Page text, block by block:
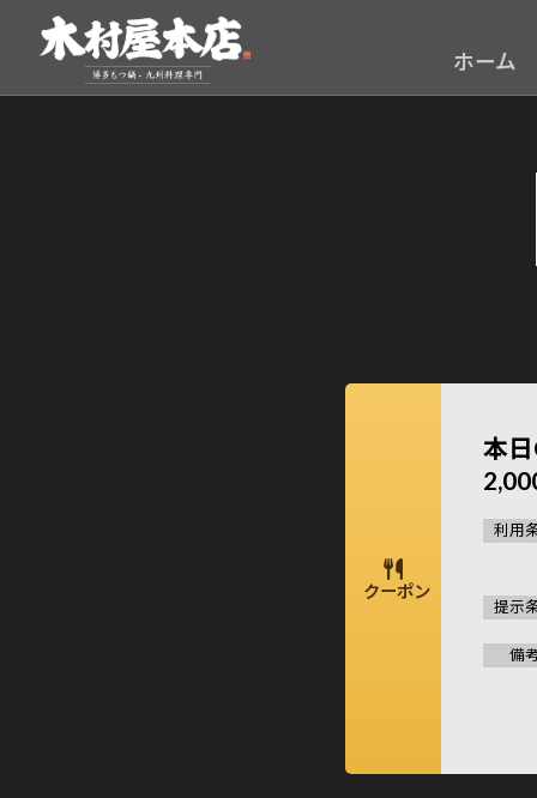
ホーム
クーポン
本
利用
提示
備